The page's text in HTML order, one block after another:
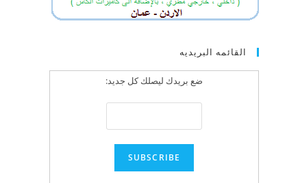
القائمه البريديه
ضع بريدك ليصلك كل جديد: